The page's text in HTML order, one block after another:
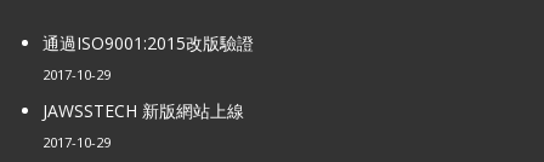
通過ISO9001:2015改版驗證
2017-10-29
JAWSSTECH 新版網站上線
2017-10-29